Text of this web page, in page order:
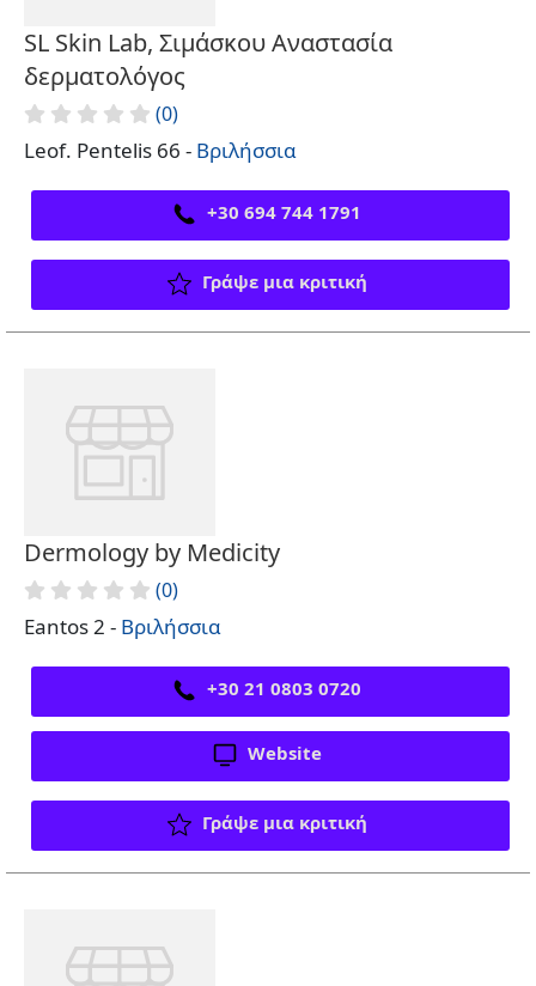
SL Skin Lab, Σιμάσκου Αναστασία
δερματολόγος
(0)
Leof. Pentelis 66 - Βριλήσσια
+30 694 744 1791
Γράψε μια κριτική
Dermology by Medicity
(0)
Eantos 2 - Βριλήσσια
+30 21 0803 0720
Website
Γράψε μια κριτική